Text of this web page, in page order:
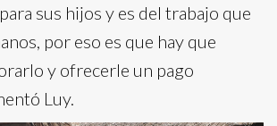
sus hijos y es del trabajo que
por eso es que hay que
y ofrecerle un pago
Luy.